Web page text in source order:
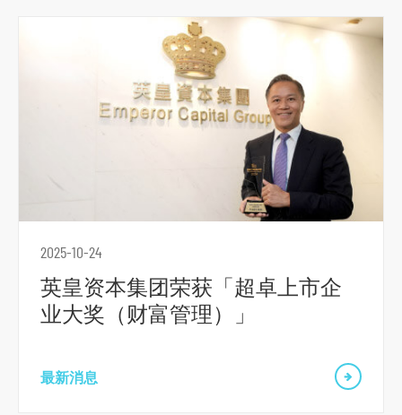
2025-10-24
英皇资本集团荣获「超卓上市企
业大奖（财富管理）」
最新消息